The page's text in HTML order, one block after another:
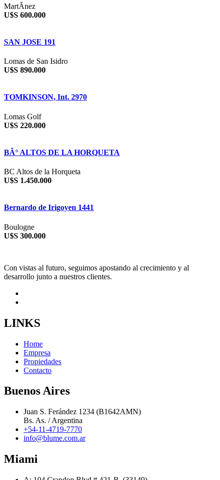
MartÃ­nez
U$S 600.000
SAN JOSE 191
Lomas de San Isidro
U$S 890.000
TOMKINSON, Int. 2970
Lomas Golf
U$S 220.000
BÂ° ALTOS DE LA HORQUETA
BC Altos de la Horqueta
U$S 1.450.000
Bernardo de Irigoyen 1441
Boulogne
U$S 300.000
Con vistas al futuro, seguimos apostando al crecimiento y al
desarrollo junto a nuestros clientes.
LINKS
Home
Empresa
Propiedades
Contacto
Buenos Aires
Juan S. Ferández 1234 (B1642AMN)
Bs. As. / Argentina
+54-11-4719-7770
info@blume.com.ar
Miami